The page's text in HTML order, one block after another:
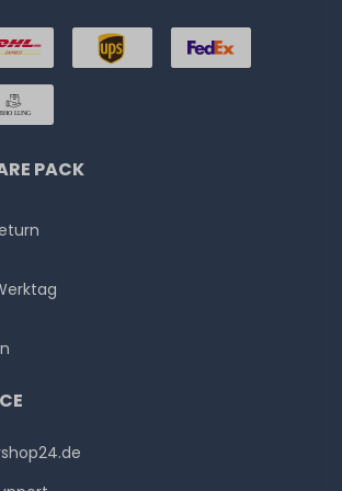
1-2 Tage*
für Lenovo ThinkSystem ST550
mit 24/7 Support mit 4h Reaktionszeit
PACK